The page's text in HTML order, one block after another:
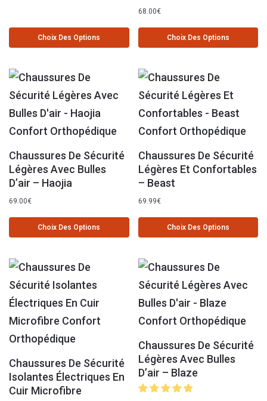
Choix Des Options
68.00€
Choix Des Options
Chaussures De Sécurité
Légères Avec Bulles
D’air – Haojia
69.00€
Choix Des Options
Chaussures De Sécurité
Légères Et Confortables
– Beast
69.99€
Choix Des Options
Chaussures De Sécurité
Isolantes Électriques En
Cuir Microfibre
Chaussures De Sécurité
Légères Avec Bulles
D’air – Blaze